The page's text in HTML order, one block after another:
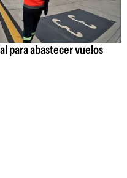
para abastecer vuelos